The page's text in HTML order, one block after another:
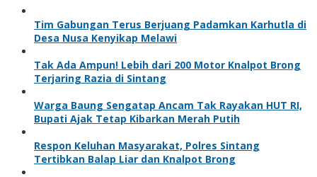
Tim Gabungan Terus Berjuang Padamkan Karhutla di
Desa Nusa Kenyikap Melawi
Tak Ada Ampun! Lebih dari 200 Motor Knalpot Brong
Terjaring Razia di Sintang
Warga Baung Sengatap Ancam Tak Rayakan HUT RI,
Bupati Ajak Tetap Kibarkan Merah Putih
Respon Keluhan Masyarakat, Polres Sintang
Tertibkan Balap Liar dan Knalpot Brong